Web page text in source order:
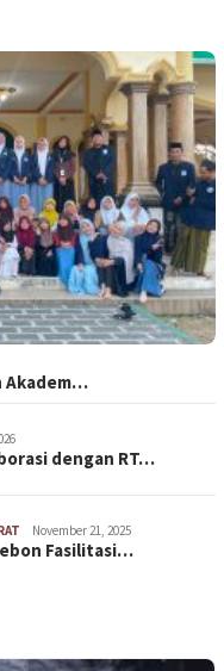
Akadem…
dengan RT…
November 21, 2025
Fasilitasi…